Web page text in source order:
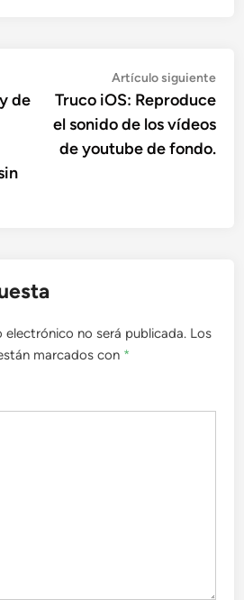
de
Artículo siguiente
Truco iOS: Reproduce
el sonido de los vídeos
de youtube de fondo.
electrónico no será publicada. Los
marcados con *